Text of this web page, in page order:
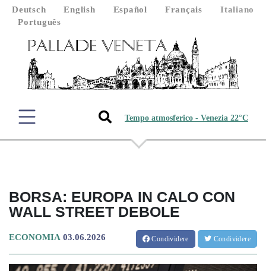
Deutsch English Español Français
Italiano
Português
Tempo atmosferico - Venezia 22°C
BORSA: EUROPA IN CALO CON
WALL STREET DEBOLE
ECONOMIA 03.06.2026 Condividere Condividere